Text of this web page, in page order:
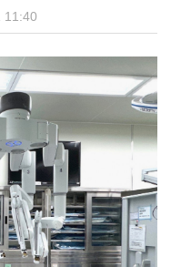
11:40